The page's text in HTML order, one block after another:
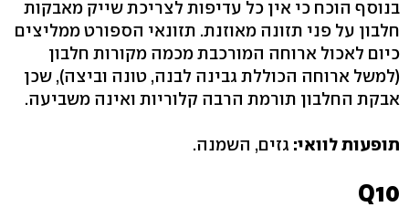
בנוסף הוכח כי אין כל עדיפות לצריכת שייק מאבקות
חלבון על פני תזונה מאוזנת. תזונאי הספורט ממליצים
כיום לאכול ארוחה המורכבת מכמה מקורות חלבון
(למשל ארוחה הכוללת גבינה לבנה, טונה וביצה), שכן
אבקת החלבון תורמת הרבה קלוריות ואינה משביעה.
תופעות לוואי: גזים, השמנה.
Q10